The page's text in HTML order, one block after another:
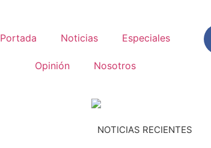
Portada Noticias Especiales
Opinión Nosotros
NOTICIAS RECIENTES